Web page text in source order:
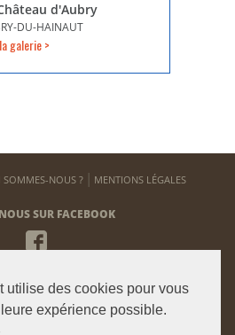
utilise des cookies pour vous
expérience possible.
d'Aubry
DU-HAINAUT
galerie >
SOMMES-NOUS ? MENTIONS LÉGALES
SUR FACEBOOK
NEWSLETTER
informé de notre actualité